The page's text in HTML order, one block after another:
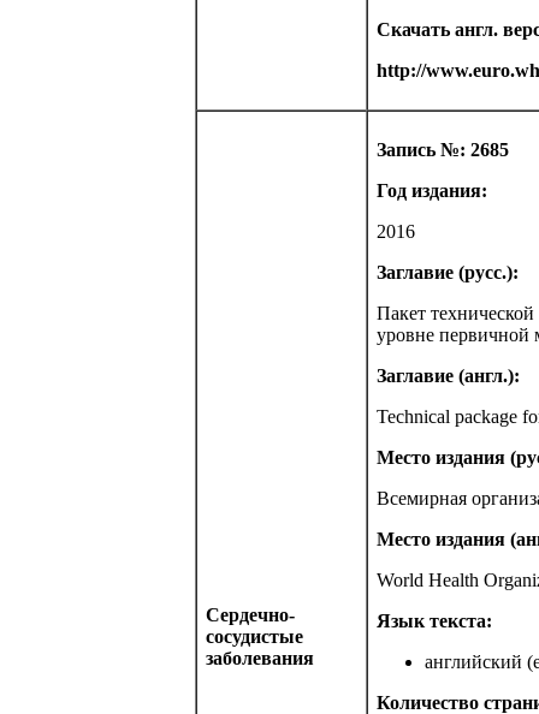
Скачать англ.
http://
Сердечно-
сосудистые
заболевания
Запись №: 2685
Год издания:
2016
Заглавие (русс.):
Пакет
уровне первичной
Заглавие (англ.):
Technical package
Место издания
Всемирная
Место издания
World Health
Язык текста:
английский
Количество